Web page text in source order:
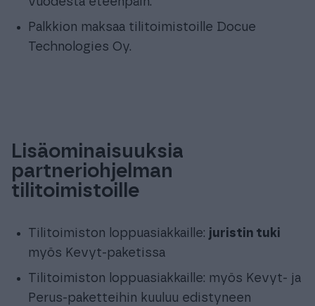
Palkkion maksaa tilitoimistoille Docue
Technologies Oy.
Lisäominaisuuksia
partneriohjelman
tilitoimistoille
Tilitoimiston loppuasiakkaille: juristin tuki
myös Kevyt-paketissa
Tilitoimiston loppuasiakkaille: myös Kevyt- ja
Perus-paketteihin kuuluu edistyneen